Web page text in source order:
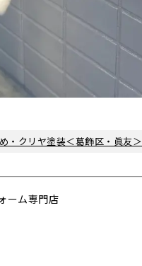
・クリヤ塗装＜葛飾区・眞友＞
ーム専門店